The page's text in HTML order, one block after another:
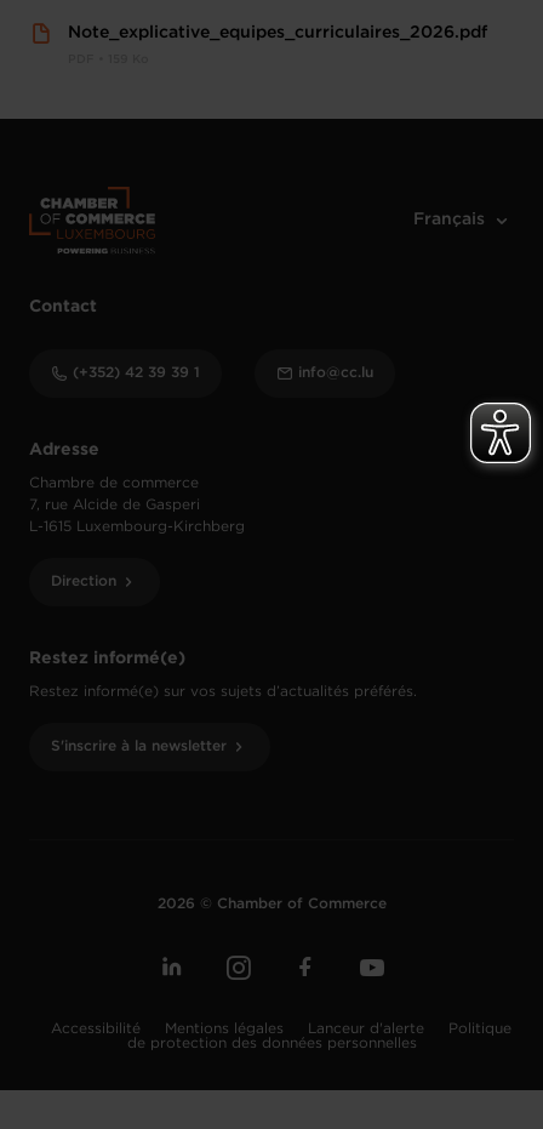
Note_explicative_equipes_curriculaires_2026.pdf
Restez informé(e)
Restez informé(e) sur vos sujets d’actualités préférés.
S'inscrire à la newsletter
Adresse
Chambre de commerce
7, rue Alcide de Gasperi
L-1615 Luxembourg-Kirchberg
Direction
Contact
(+352) 42 39 39 1 info@cc.lu
2026 © Chamber of Commerce
Accessibilité Mentions légales Lanceur d'alerte
Politique
de protection des données personnelles